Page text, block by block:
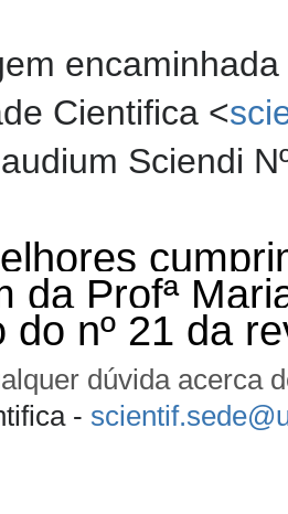
Cientifica <
Sciendi
da Profª
do nº 21 da
dúvida acerca
-